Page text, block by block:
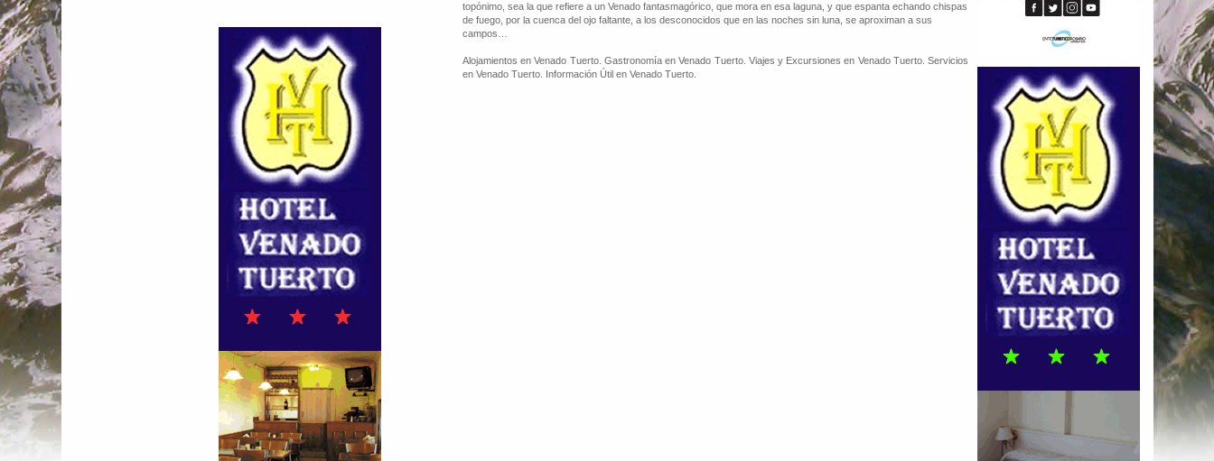
topónimo, sea la que refiere a un Venado fantasmagórico, que mora en esa laguna, y que espanta echando chispas
de fuego, por la cuenca del ojo faltante, a los desconocidos que en las noches sin luna, se aproximan a sus
campos…
Alojamientos en Venado Tuerto. Gastronomía en Venado Tuerto. Viajes y Excursiones en Venado Tuerto. Servicios
en Venado Tuerto. Información Útil en Venado Tuerto.